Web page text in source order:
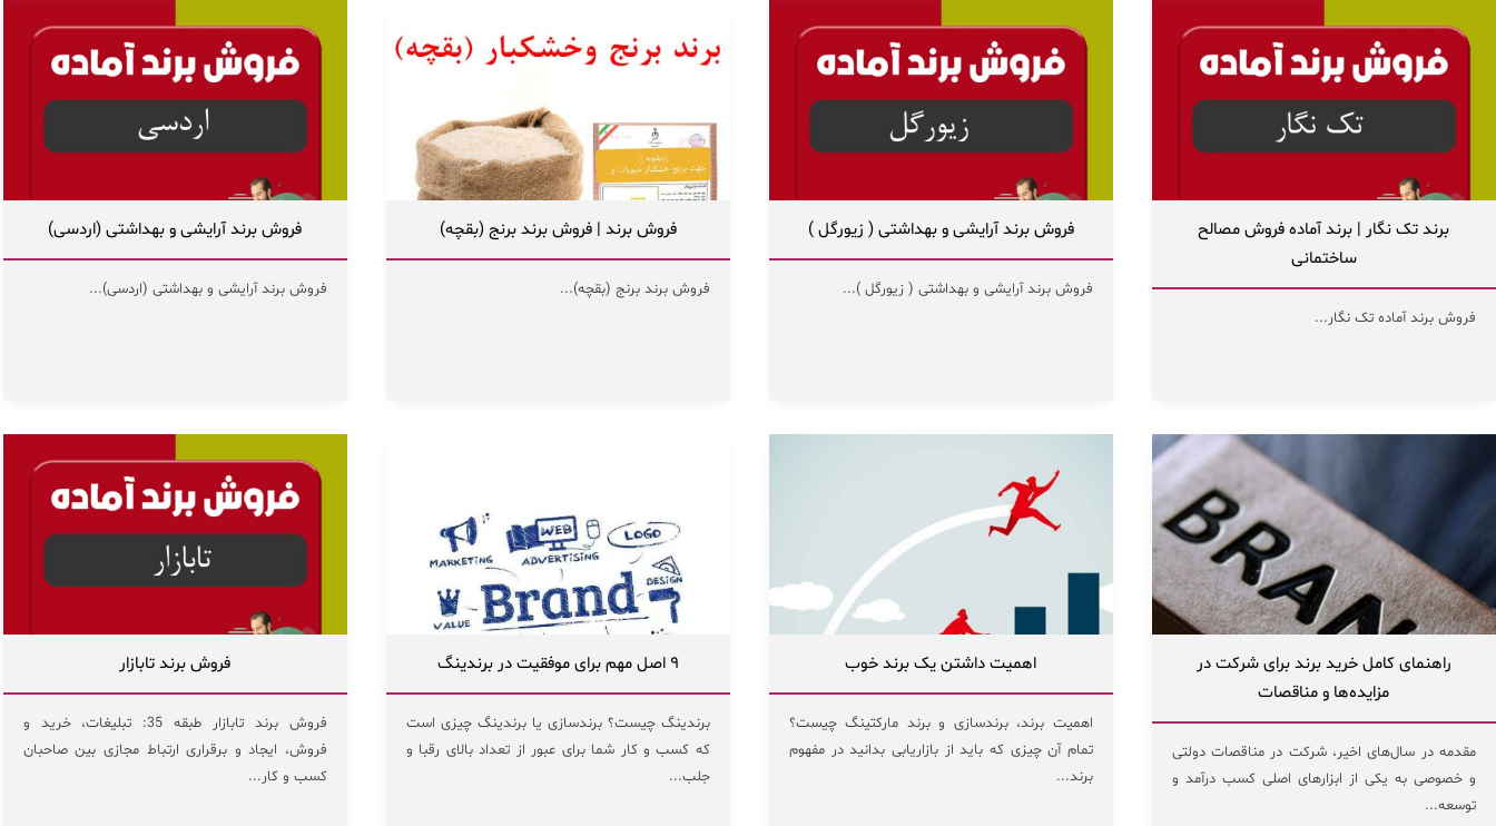
برند تک نگار | برند آماده فروش مصالح
ساختمانی
فروش برند آماده تک نگار...
فروش برند آرایشی و بهداشتی ( زيورگل )
فروش برند آرایشی و بهداشتی ( زيورگل )...
فروش برند | فروش برند برنج (بقچه)
فروش برند برنج (بقچه)...
فروش برند آرایشی و بهداشتی (اردسی)
فروش برند آرایشی و بهداشتی (اردسی)...
راهنمای کامل خرید برند برای شرکت در
مزایده‌ها و مناقصات
مقدمه در سال‌های اخیر، شرکت در مناقصات دولتی
و خصوصی به یکی از ابزارهای اصلی کسب درآمد و
توسعه...
اهمیت داشتن یک برند خوب
اهمیت برند، برندسازی و برند مارکتینگ چیست؟
تمام آن چیزی که باید از بازاریابی بدانید در مفهوم
برند...
۹ اصل مهم برای موفقیت در برندینگ
برندینگ چیست؟ برندسازی یا برندینگ چیزی است
که کسب و کار شما برای عبور از تعداد بالای رقبا و
جلب...
فروش برند تابازار
فروش برند تابازار طبقه 35: تبلیغات، خرید و
فروش، ایجاد و برقراری ارتباط مجازی بین صاحبان
کسب و کار...